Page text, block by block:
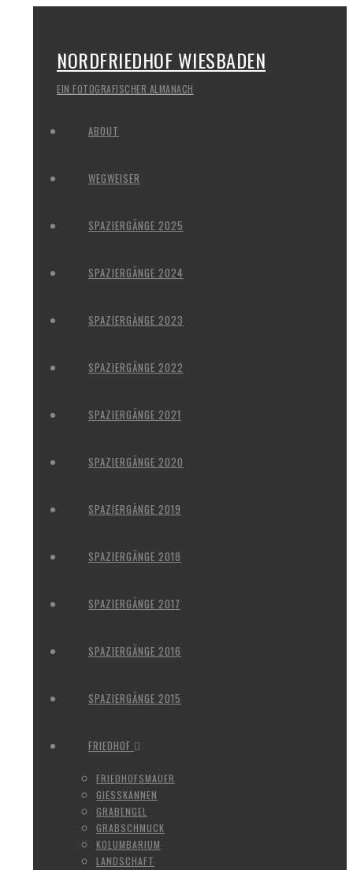
NORDFRIEDHOF WIESBADEN
EIN FOTOGRAFISCHER ALMANACH
ABOUT
WEGWEISER
SPAZIERGÄNGE 2025
SPAZIERGÄNGE 2024
SPAZIERGÄNGE 2023
SPAZIERGÄNGE 2022
SPAZIERGÄNGE 2021
SPAZIERGÄNGE 2020
SPAZIERGÄNGE 2019
SPAZIERGÄNGE 2018
SPAZIERGÄNGE 2017
SPAZIERGÄNGE 2016
SPAZIERGÄNGE 2015
FRIEDHOF
FRIEDHOFSMAUER
GIESSKANNEN
GRABENGEL
GRABSCHMUCK
KOLUMBARIUM
LANDSCHAFT